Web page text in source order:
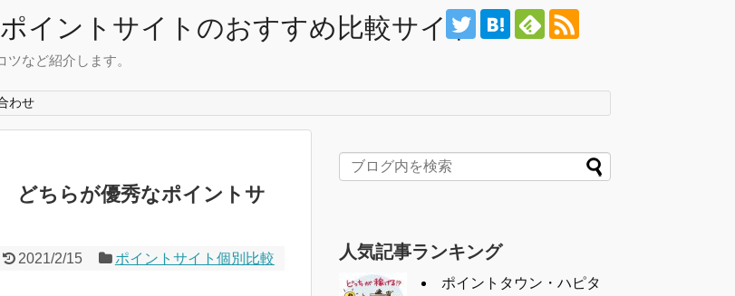
イントサイトのおすすめ比較サイト
など紹介します。
わせ
どちらが優秀なポイントサ
2021/2/15 ポイントサイト個別比較 人気記事ランキング
ポイントタウン・ハピタ